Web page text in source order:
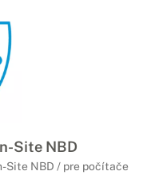
Site NBD
Site NBD / pre počítače